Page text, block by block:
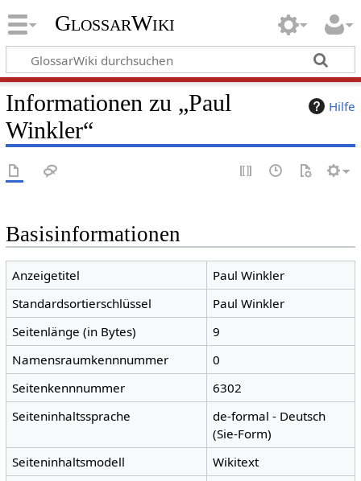
GlossarWiki
Hilfe
Informationen zu „Paul
Winkler“
Basisinformationen
Anzeigetitel
Paul Winkler
Standardsortierschlüssel
Paul Winkler
Seitenlänge (in Bytes)
9
Namensraumkennnummer
0
Seitenkennnummer
6302
Seiteninhaltssprache
de-formal - Deutsch
(Sie-Form)
Seiteninhaltsmodell
Wikitext